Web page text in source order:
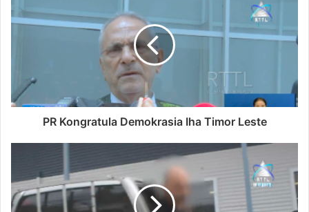
PR Kongratula Demokrasia Iha Timor Leste